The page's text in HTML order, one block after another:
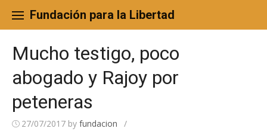
content
Fundación para la Libertad
Mucho testigo, poco
abogado y Rajoy por
peteneras
27/07/2017 by fundacion /